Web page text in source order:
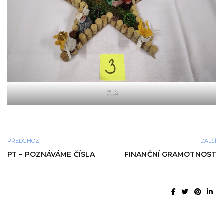
7. A
PŘEDCHOZÍ
PT – POZNÁVÁME ČÍSLA
DALŠÍ
FINANČNÍ GRAMOTNOST